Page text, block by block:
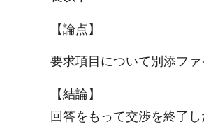
【論点】
要求項目について別添ファ
【結論】
回答をもって交渉を終了し